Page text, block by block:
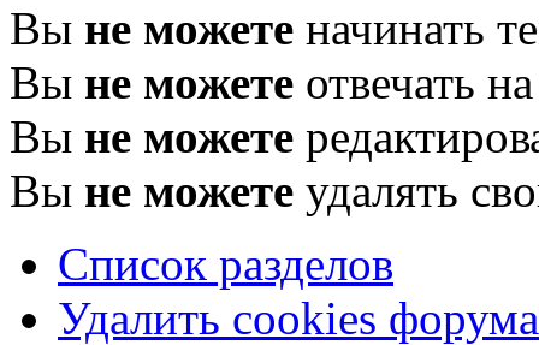
Вы не можете начинать
Вы не можете отвечать
Вы не можете
Вы не можете удалять
Список разделов
Удалить cookies форума